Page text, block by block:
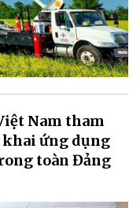
Nam tham
ứng dụng
toàn Đảng